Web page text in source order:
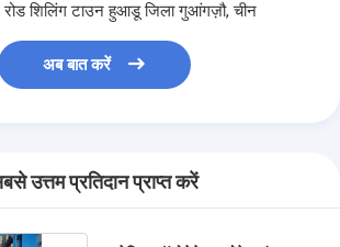
पुनर्प्राप्ति प्रणाली
शिलिंग टाउन हुआडू जिला गुआंगज़ौ, चीन
अब बात करें
उत्तम प्रतिदान प्राप्त करें